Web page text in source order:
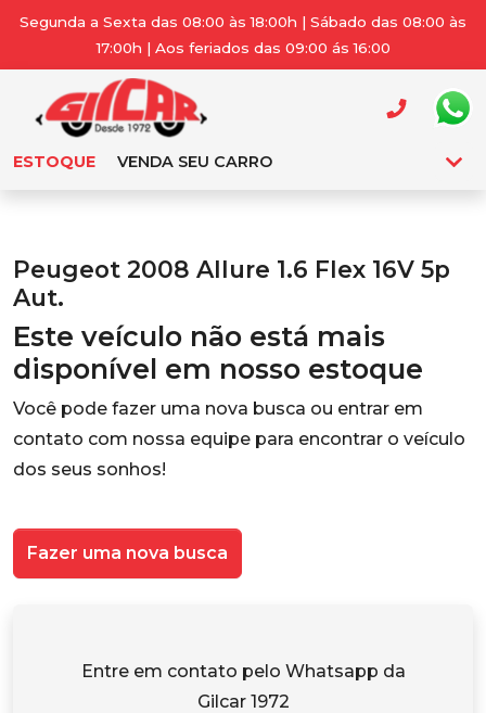
Segunda a Sexta das 08:00 às 18:00h | Sábado das 08:00 às
17:00h | Aos feriados das 09:00 ás 16:00
ESTOQUE VENDA SEU CARRO
Peugeot 2008 Allure 1.6 Flex 16V 5p
Aut.
Este veículo não está mais
disponível em nosso estoque
Você pode fazer uma nova busca ou entrar em
contato com nossa equipe para encontrar o veículo
dos seus sonhos!
Fazer uma nova busca
Entre em contato pelo Whatsapp da
Gilcar 1972